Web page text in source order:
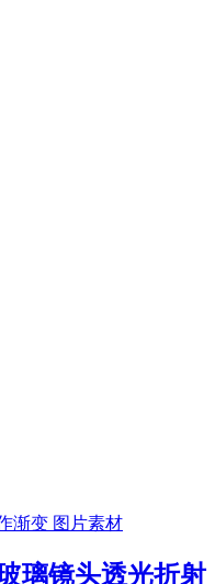
渐变 图片素材
璃镜头透光折射